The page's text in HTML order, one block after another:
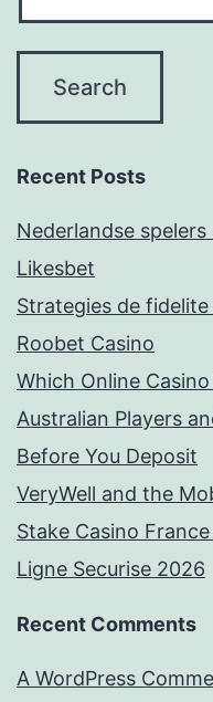
Recent Posts
Nederlandse
Likesbet
Strategies de
Roobet Casino
Which Online
Australian Players
Before You Deposit
VeryWell and the
Stake Casino
Ligne Securise 2026
Recent Comments
A WordPress